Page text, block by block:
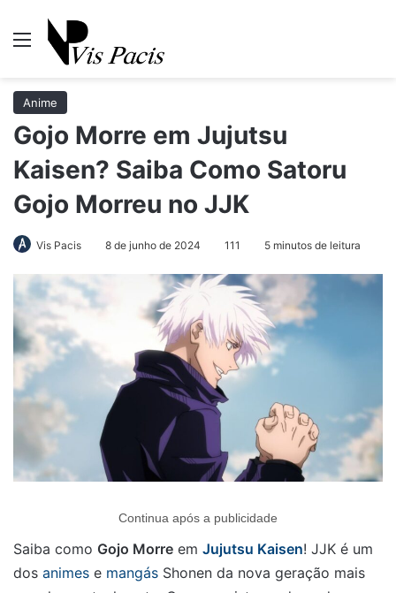
Menu
Anime
Gojo Morre em Jujutsu
Kaisen? Saiba Como Satoru
Gojo Morreu no JJK
Vis Pacis 8 de junho de 2024 111 5 minutos de leitura
Continua após a publicidade
Saiba como Gojo Morre em Jujutsu Kaisen! JJK é um
dos animes e mangás Shonen da nova geração mais